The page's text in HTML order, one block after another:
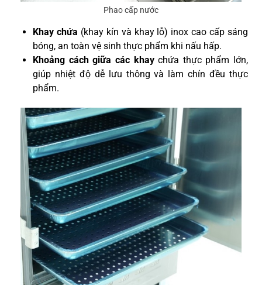
Phao cấp nước
Khay chứa (khay kín và khay lỗ) inox cao cấp sáng
bóng, an toàn vệ sinh thực phẩm khi nấu hấp.
Khoảng cách giữa các khaychứa thực phẩm lớn,
giúp nhiệt độ dễ lưu thông và làm chín đều thực
phẩm.